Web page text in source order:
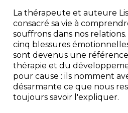
La thérapeute et auteure
consacré sa vie à
souffrons dans nos
cinq blessures
sont devenus une
thérapie et du
pour cause : ils nomment
désarmante ce que nous
toujours savoir l'expliquer.